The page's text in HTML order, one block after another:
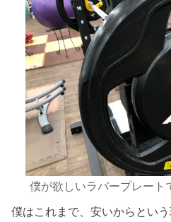
僕が欲しいラバープレート
僕はこれまで、安いからとい